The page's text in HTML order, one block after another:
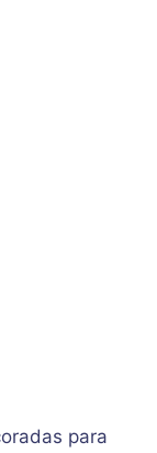
para